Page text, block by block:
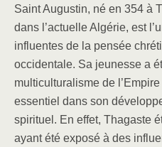
Saint Augustin, né en 354 à
dans l’actuelle Algérie, est
influentes de la pensée
occidentale. Sa jeunesse a
multiculturalisme de
essentiel dans son
spirituel. En effet, Thagaste
ayant été exposé à des